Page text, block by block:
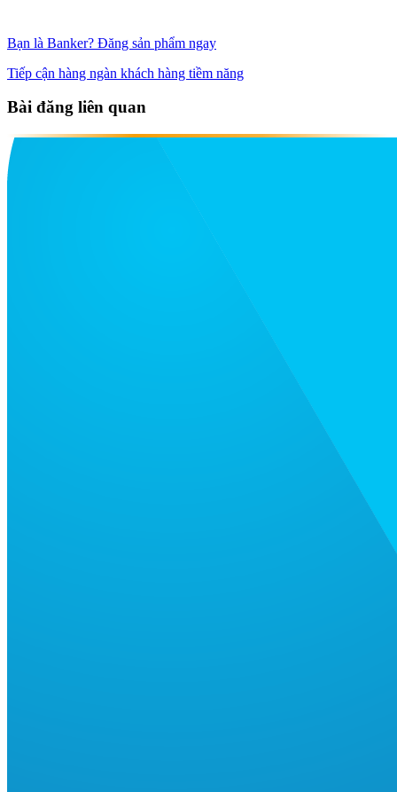
Bạn là Banker? Đăng sản phẩm ngay
Tiếp cận hàng ngàn khách hàng tiềm năng
Bài đăng liên quan